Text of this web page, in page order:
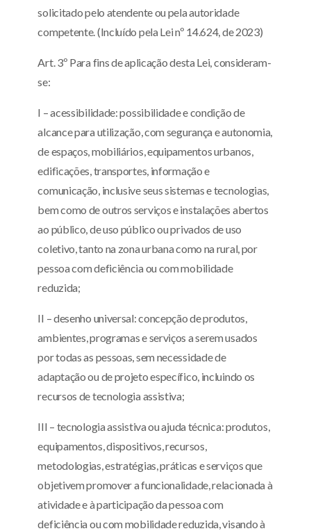
solicitado pelo atendente ou pela autoridade
competente. (Incluído pela Lei nº 14.624, de 2023)
Art. 3º Para fins de aplicação desta Lei, consideram-
se:
I – acessibilidade: possibilidade e condição de
alcance para utilização, com segurança e autonomia,
de espaços, mobiliários, equipamentos urbanos,
edificações, transportes, informação e
comunicação, inclusive seus sistemas e tecnologias,
bem como de outros serviços e instalações abertos
ao público, de uso público ou privados de uso
coletivo, tanto na zona urbana como na rural, por
pessoa com deficiência ou com mobilidade
reduzida;
II – desenho universal: concepção de produtos,
ambientes, programas e serviços a serem usados
por todas as pessoas, sem necessidade de
adaptação ou de projeto específico, incluindo os
recursos de tecnologia assistiva;
III – tecnologia assistiva ou ajuda técnica: produtos,
equipamentos, dispositivos, recursos,
metodologias, estratégias, práticas e serviços que
objetivem promover a funcionalidade, relacionada à
atividade e à participação da pessoa com
deficiência ou com mobilidade reduzida, visando à